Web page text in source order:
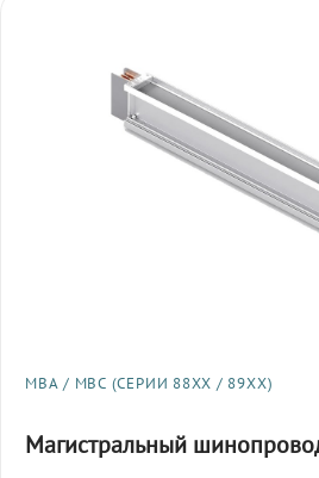
МВА / МВС (СЕРИИ 88XX / 89XX)
Магистральный